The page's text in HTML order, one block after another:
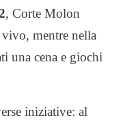
, Corte Molon
vivo, mentre nella
una cena e giochi
iniziative: al